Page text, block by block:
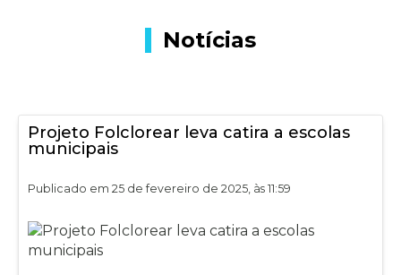
Notícias
Projeto Folclorear leva catira a escolas
municipais
Publicado em 25 de fevereiro de 2025, às 11:59